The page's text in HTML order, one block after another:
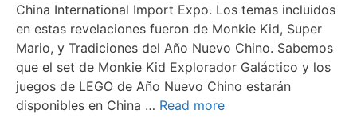
China International Import Expo. Los temas incluidos
en estas revelaciones fueron de Monkie Kid, Super
Mario, y Tradiciones del Año Nuevo Chino. Sabemos
que el set de Monkie Kid Explorador Galáctico y los
juegos de LEGO de Año Nuevo Chino estarán
disponibles en China … Read more